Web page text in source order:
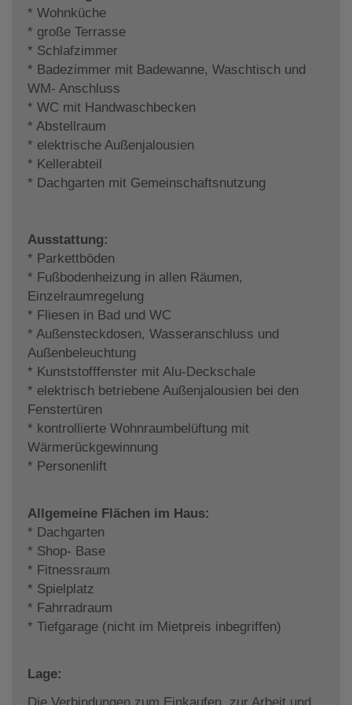
* Wohnküche
* große Terrasse
* Schlafzimmer
* Badezimmer mit Badewanne, Waschtisch und
WM- Anschluss
* WC mit Handwaschbecken
* Abstellraum
* elektrische Außenjalousien
* Kellerabteil
* Dachgarten mit Gemeinschaftsnutzung
Ausstattung:
* Parkettböden
* Fußbodenheizung in allen Räumen,
Einzelraumregelung
* Fliesen in Bad und WC
* Außensteckdosen, Wasseranschluss und
Außenbeleuchtung
* Kunststofffenster mit Alu-Deckschale
* elektrisch betriebene Außenjalousien bei den
Fenstertüren
* kontrollierte Wohnraumbelüftung mit
Wärmerückgewinnung
* Personenlift
Allgemeine Flächen im Haus:
* Dachgarten
* Shop- Base
* Fitnessraum
* Spielplatz
* Fahrradraum
* Tiefgarage (nicht im Mietpreis inbegriffen)
Lage:
Die Verbindungen zum Einkaufen, zur Arbeit und